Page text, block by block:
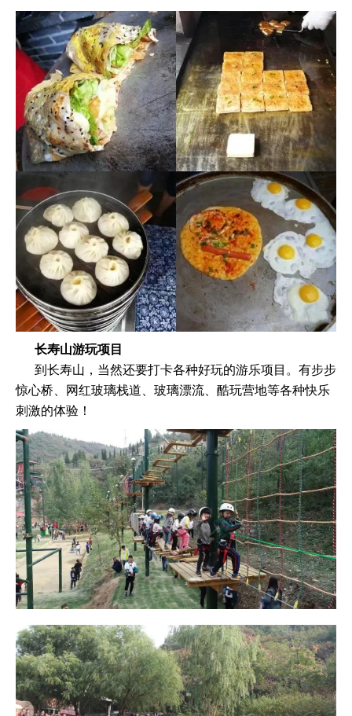
长寿山游玩项目
到长寿山，当然还要打卡各种好玩的游乐项目。有步步
惊心桥、网红玻璃栈道、玻璃漂流、酷玩营地等各种快乐
刺激的体验！